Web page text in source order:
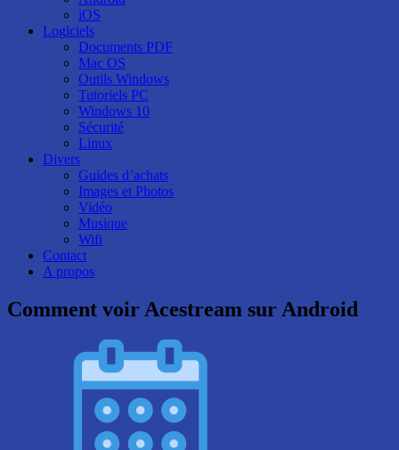
iOS
Logiciels
Documents PDF
Mac OS
Outils Windows
Tutoriels PC
Windows 10
Sécurité
Linux
Divers
Guides d’achats
Images et Photos
Vidéo
Musique
Wifi
Contact
A propos
Comment voir Acestream sur Android